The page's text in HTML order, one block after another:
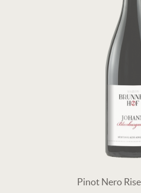
Pinot Nero